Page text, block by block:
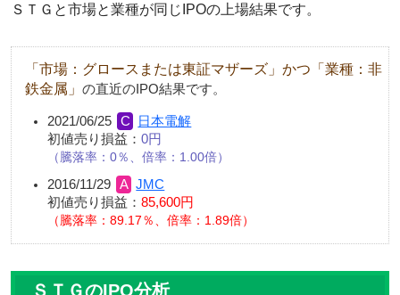
ＳＴＧと市場と業種が同じIPOの上場結果です。
「市場：グロースまたは東証マザーズ」かつ「業種：非
鉄金属」 の直近のIPO結果です。
2021/06/25
日本電解
初値売り損益： 0円
騰落率：0％、倍率：1.00倍
2016/11/29
JMC
初値売り損益： 85,600円
騰落率：89.17％、倍率：1.89倍
ＳＴＧのIPO分析